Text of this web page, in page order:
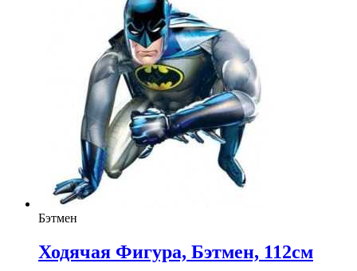
Бэтмен
Ходячая Фигура, Бэтмен, 112см